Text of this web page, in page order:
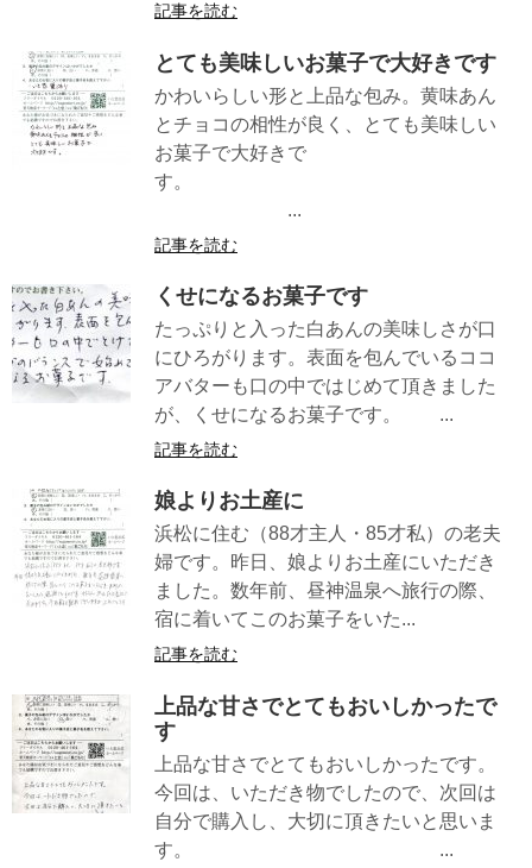
記事を読む
とても美味しいお菓子で大好きです
かわいらしい形と上品な包み。黄味あん
とチョコの相性が良く、とても美味しい
お菓子で大好きで
す。
...
記事を読む
くせになるお菓子です
たっぷりと入った白あんの美味しさが口
にひろがります。表面を包んでいるココ
アバターも口の中ではじめて頂きました
が、くせになるお菓子です。 ...
記事を読む
娘よりお土産に
浜松に住む（88才主人・85才私）の老夫
婦です。昨日、娘よりお土産にいただき
ました。数年前、昼神温泉へ旅行の際、
宿に着いてこのお菓子をいた...
記事を読む
上品な甘さでとてもおいしかったで
す
上品な甘さでとてもおいしかったです。
今回は、いただき物でしたので、次回は
自分で購入し、大切に頂きたいと思いま
す。 ...